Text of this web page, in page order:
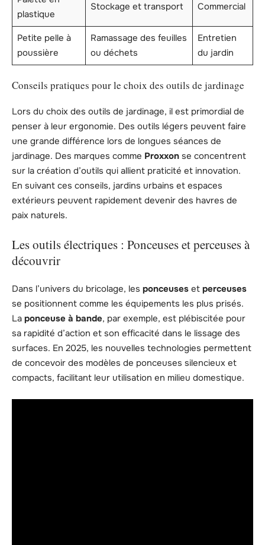
plastique
Stockage et transport Commercial
Petite pelle à
poussière
Ramassage des feuilles
ou déchets
Entretien
du jardin
Conseils pratiques pour le choix des outils de jardinage
Lors du choix des outils de jardinage, il est primordial de
penser à leur ergonomie. Des outils légers peuvent faire
une grande différence lors de longues séances de
jardinage. Des marques comme Proxxon se concentrent
sur la création d’outils qui allient praticité et innovation.
En suivant ces conseils, jardins urbains et espaces
extérieurs peuvent rapidement devenir des havres de
paix naturels.
Les outils électriques : Ponceuses et perceuses à
découvrir
Dans l’univers du bricolage, les ponceuses et perceuses
se positionnent comme les équipements les plus prisés.
La ponceuse à bande, par exemple, est plébiscitée pour
sa rapidité d’action et son efficacité dans le lissage des
surfaces. En 2025, les nouvelles technologies permettent
de concevoir des modèles de ponceuses silencieux et
compacts, facilitant leur utilisation en milieu domestique.